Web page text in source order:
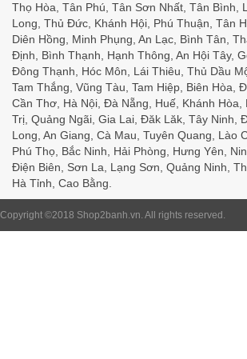
Thọ Hòa, Tân Phú, Tân Sơn Nhất, Tân Bình,
Long, Thủ Đức, Khánh Hội, Phú Thuận, Tân
Diên Hồng, Minh Phụng, An Lạc, Bình Tân,
Định, Bình Thạnh, Hạnh Thông, An Hội Tây,
Đông Thạnh, Hóc Môn, Lái Thiêu, Thủ Dầu
Tam Thắng, Vũng Tàu, Tam Hiệp, Biên Hòa,
Cần Thơ, Hà Nội, Đà Nẵng, Huế, Khánh Hòa,
Trị, Quảng Ngãi, Gia Lai, Đăk Lăk, Tây Ninh,
Long, An Giang, Cà Mau, Tuyên Quang, Lào
Phú Thọ, Bắc Ninh, Hải Phòng, Hưng Yên,
Điện Biên, Sơn La, Lạng Sơn, Quảng Ninh,
Hà Tỉnh, Cao Bằng.
Copyright ©2018 Shop2banh.vn. All rights reserved.